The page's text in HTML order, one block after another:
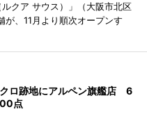
クア サウス）」（大阪市北区
、11月より順次オープンす
ロ跡地にアルペン旗艦店 6
点